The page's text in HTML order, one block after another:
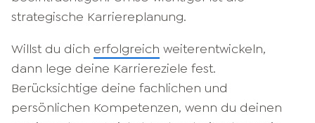
strategische Karriereplanung.
Willst du dich erfolgreich weiterentwickeln,
dann lege deine Karriereziele fest.
Berücksichtige deine fachlichen und
persönlichen Kompetenzen, wenn du deinen